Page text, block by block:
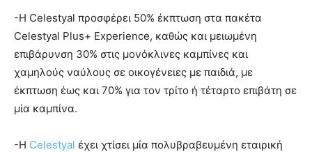
-Η Celestyal προσφέρει 50% έκπτωση στα πακέτα
Celestyal Plus+ Experience, καθώς και μειωμένη
επιβάρυνση 30% στις μονόκλινες καμπίνες και
χαμηλούς ναύλους σε οικογένειες με παιδιά, με
έκπτωση έως και 70% για τον τρίτο ή τέταρτο επιβάτη σε
μία καμπίνα.
-Η Celestyal έχει χτίσει μία πολυβραβευμένη εταιρική